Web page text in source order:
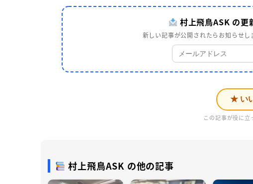
村上飛鳥ASK の更
新しい記事が公開されたらお知らせ
★ い
この記事が役に立
村上飛鳥ASK の他の記事